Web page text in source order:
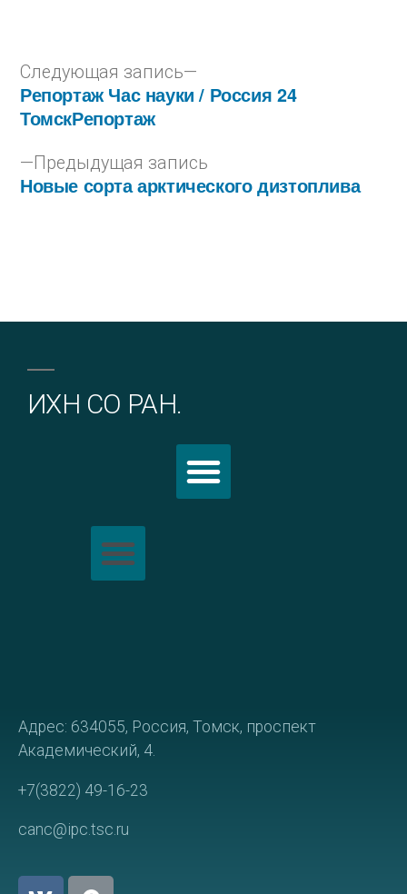
Предыдущая запись
Новые сорта арктического дизтоплива
Следующая запись
Репортаж Час науки / Россия 24
ТомскРепортаж
ИХН СО РАН.
Адрес: 634055, Россия, Томск, проспект
Академический, 4.
+7(3822) 49-16-23
canc@ipc.tsc.ru